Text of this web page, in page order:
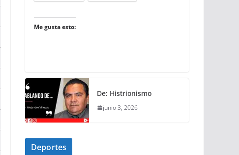
Me gusta esto:
De: Histrionismo
junio 3, 2026
Deportes